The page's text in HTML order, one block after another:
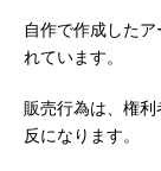
自作で作成した
れています。
販売行為は、権
反になります。